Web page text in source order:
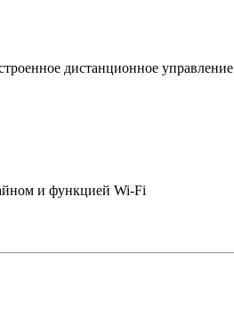
дистанционное управление
и функцией Wi-Fi